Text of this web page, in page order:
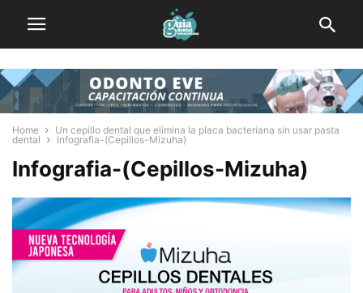
Home
Un cepillo dental que elimina la placa bacteriana sin usar pasta
dental
Infografia-(Cepillos-Mizuha)
Infografia-(Cepillos-Mizuha)